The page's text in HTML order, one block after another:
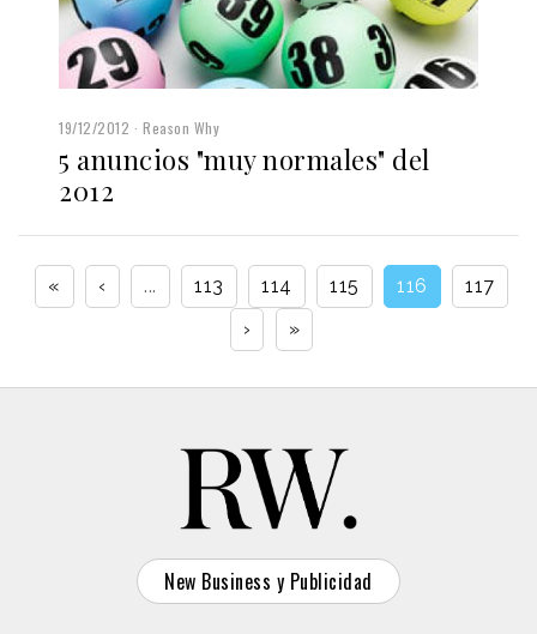
19/12/2012 Reason Why
5 anuncios "muy normales" del
2012
« ‹ ... 113 114 115 116
117
›
»
New Business y Publicidad